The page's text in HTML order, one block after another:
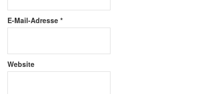
E-Mail-Adresse *
Website